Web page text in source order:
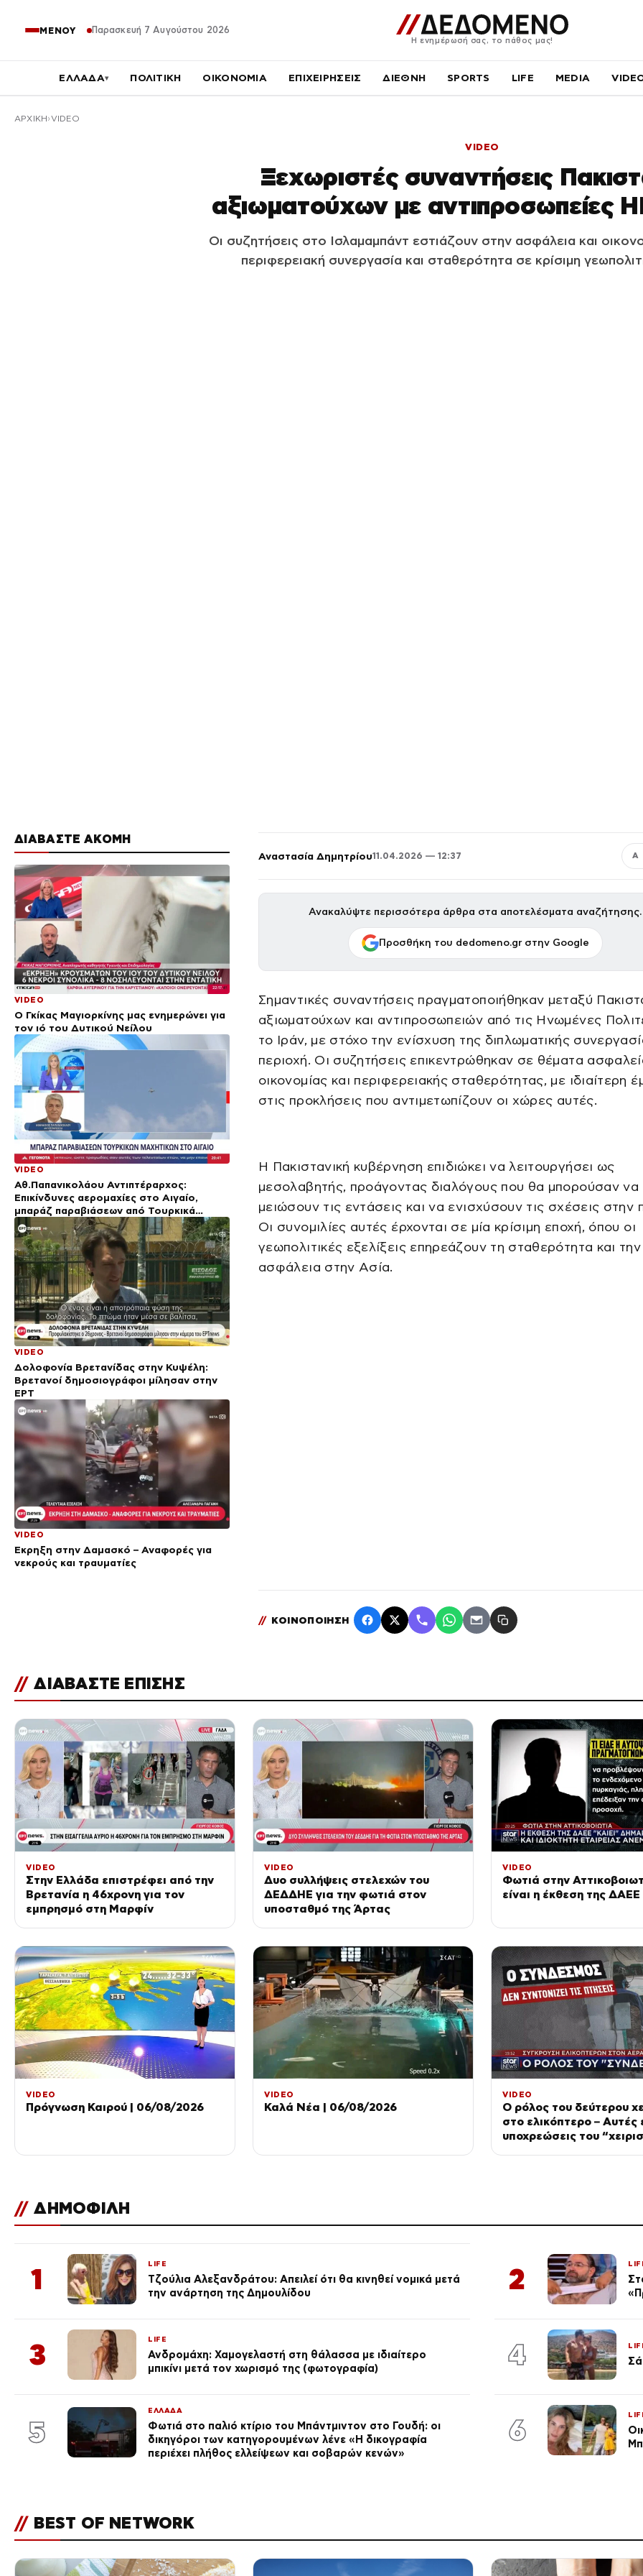
ΜΕΝΟΥ Παρασκευή 7 Αυγούστου 2026
Η ενημέρωσή σας, το πάθος μας!
ΕΛΛΑΔΑ▾ ΠΟΛΙΤΙΚΗ ΟΙΚΟΝΟΜΙΑ ΕΠΙΧΕΙΡΗΣΕΙΣ ΔΙΕΘΝΗ SPORTS LIFE MEDIA
ΑΡΧΙΚΉ VIDEO
VIDEO
Ξεχωριστές συναντήσεις
αξιωματούχων με αντιπροσωπείες
Οι συζητήσεις στο Ισλαμαμπάντ εστιάζουν στην ασφάλεια και
περιφερειακή συνεργασία και σταθερότητα σε κρίσιμη
ΔΙΑΒΑΣΤΕ ΑΚΟΜΗ
VIDEO
Ο Γκίκας Μαγιορκίνης μας ενημερώνει για
τον ιό του Δυτικού Νείλου
VIDEO
Αθ.Παπανικολάου Αντιπτέραρχος:
Επικίνδυνες αερομαχίες στο Αιγαίο,
μπαράζ παραβιάσεων από Τουρκικά
μαχητικά
VIDEO
Δολοφονία Βρετανίδας στην Κυψέλη:
Bρετανοί δημοσιογράφοι μίλησαν στην
ΕΡΤ
VIDEO
Έκρηξη στην Δαμασκό – Αναφορές για
νεκρούς και τραυματίες
Αναστασία Δημητρίου11.04.2026 — 12:37 Α
Ανακαλύψτε περισσότερα άρθρα στα αποτελέσματα αναζήτησης.
Προσθήκη του dedomeno.gr στην Google
Σημαντικές συναντήσεις πραγματοποιήθηκαν μεταξύ
αξιωματούχων και αντιπροσωπειών από τις Ηνωμένες
το Ιράν, με στόχο την ενίσχυση της διπλωματικής
περιοχή. Οι συζητήσεις επικεντρώθηκαν σε θέματα
οικονομίας και περιφερειακής σταθερότητας, με ιδιαίτερη
στις προκλήσεις που αντιμετωπίζουν οι χώρες αυτές.
Η Πακιστανική κυβέρνηση επιδιώκει να λειτουργήσει ως
μεσολαβητής, προάγοντας διαλόγους που θα μπορούσαν να
μειώσουν τις εντάσεις και να ενισχύσουν τις σχέσεις στην
Οι συνομιλίες αυτές έρχονται σε μία κρίσιμη εποχή, όπου οι
γεωπολιτικές εξελίξεις επηρεάζουν τη σταθερότητα και την
ασφάλεια στην Ασία.
// ΚΟΙΝΟΠΟΙΗΣΗ
// ΔΙΑΒΑΣΤΕ ΕΠΙΣΗΣ
VIDEO
Στην Ελλάδα επιστρέφει από την
Βρετανία η 46χρονη για τον
εμπρησμό στη Μαρφίν
VIDEO
Δυο συλλήψεις στελεχών του
ΔΕΔΔΗΕ για την φωτιά στον
υποσταθμό της Άρτας
VIDEO
Φωτιά στην
είναι η έκθεση της ΔΑΕΕ
VIDEO
Πρόγνωση Καιρού | 06/08/2026
VIDEO
Καλά Νέα | 06/08/2026
VIDEO
Ο ρόλος του δεύτερου
στο ελικόπτερο – Αυτές
υποχρεώσεις του
// ΔΗΜΟΦΙΛΗ
1 LIFE
Τζούλια Αλεξανδράτου: Απειλεί ότι θα κινηθεί νομικά μετά
την ανάρτηση της Δημουλίδου
2
3 LIFE
Ανδρομάχη: Χαμογελαστή στη θάλασσα με ιδιαίτερο
μπικίνι μετά τον χωρισμό της (φωτογραφία)
4
5
ΕΛΛΑΔΑ
Φωτιά στο παλιό κτίριο του Μπάντμιντον στο Γουδή: οι
δικηγόροι των κατηγορουμένων λένε «Η δικογραφία
περιέχει πλήθος ελλείψεων και σοβαρών κενών»
6
// BEST OF NETWORK